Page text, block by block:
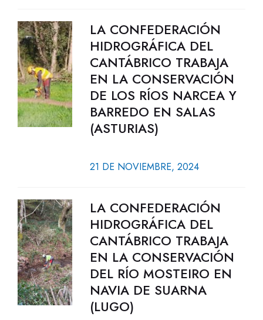
LA CONFEDERACIÓN
HIDROGRÁFICA DEL
CANTÁBRICO TRABAJA
EN LA CONSERVACIÓN
DE LOS RÍOS NARCEA Y
BARREDO EN SALAS
(ASTURIAS)
21 DE NOVIEMBRE, 2024
LA CONFEDERACIÓN
HIDROGRÁFICA DEL
CANTÁBRICO TRABAJA
EN LA CONSERVACIÓN
DEL RÍO MOSTEIRO EN
NAVIA DE SUARNA
(LUGO)